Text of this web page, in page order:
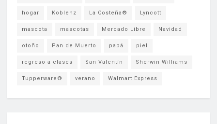
hogar Koblenz La Costeña® Lyncott
mascota mascotas Mercado Libre Navidad
otoño Pan de Muerto papá piel
regreso a clases San Valentín Sherwin-Williams
Tupperware® verano Walmart Express